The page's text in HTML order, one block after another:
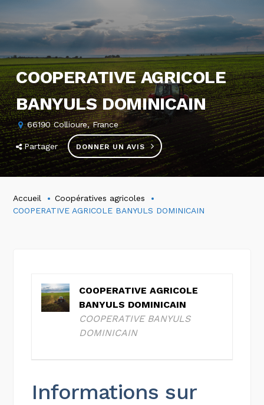
COOPERATIVE AGRICOLE
BANYULS DOMINICAIN
66190 Collioure, France
Partager DONNER UN AVIS
Accueil
Coopératives agricoles
COOPERATIVE AGRICOLE BANYULS DOMINICAIN
COOPERATIVE AGRICOLE
BANYULS DOMINICAIN
COOPERATIVE BANYULS
DOMINICAIN
Informations sur